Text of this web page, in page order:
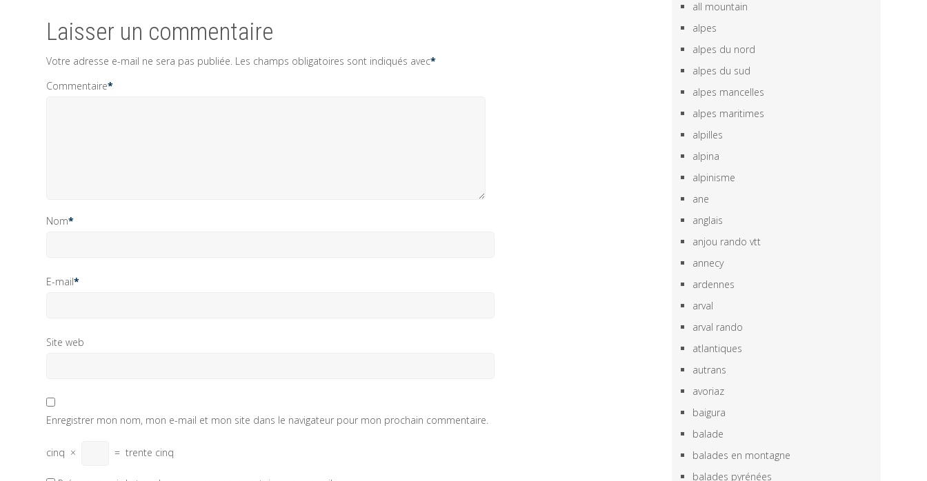
Laisser un commentaire
Votre adresse e-mail ne sera pas publiée. Les champs obligatoires sont indiqués avec*
Commentaire*
Nom*
E-mail*
Site web
Enregistrer mon nom, mon e-mail et mon site dans le navigateur pour mon prochain commentaire.
cinq × = trente cinq
all mountain
alpes
alpes du nord
alpes du sud
alpes mancelles
alpes maritimes
alpilles
alpina
alpinisme
ane
anglais
anjou rando vtt
annecy
ardennes
arval
arval rando
atlantiques
autrans
avoriaz
baigura
balade
balades en montagne
balades pyrénées